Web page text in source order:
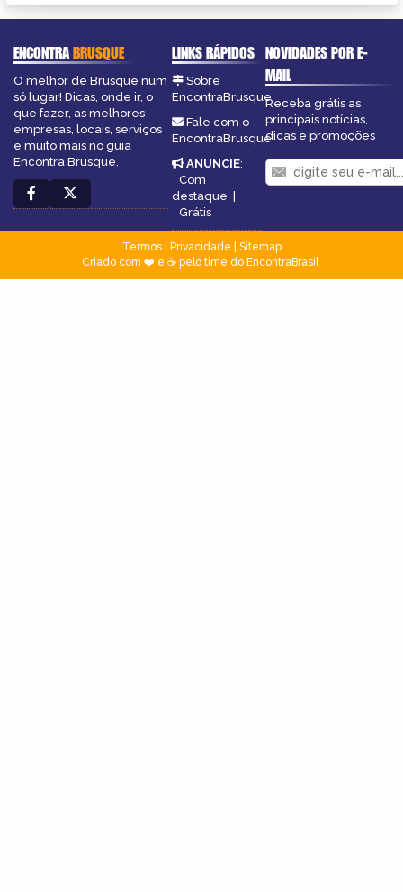
ENCONTRABRUSQUE
O melhor de Brusque num
só lugar! Dicas, onde ir, o
que fazer, as melhores
empresas, locais, serviços
e muito mais no guia
Encontra Brusque.
LINKS RÁPIDOS
Sobre
EncontraBrusque
Fale com o
EncontraBrusque
ANUNCIE:
Com
destaque |
Grátis
NOVIDADES POR E-
MAIL
Receba grátis as
principais notícias,
dicas e promoções
Termos| Privacidade
Sitemap
Criado com ❤️ e ☕ pelo time do EncontraBrasil